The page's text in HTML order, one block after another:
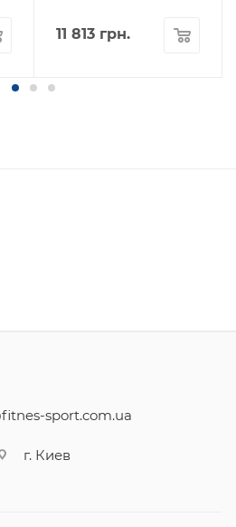
11 813 грн.
sport.com.ua
г. Киев